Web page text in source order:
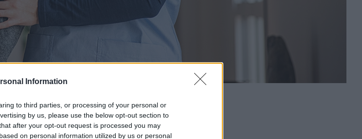
Information
to third parties, or processing of your personal or
by us, please use the below opt-out section to
after your opt-out request is processed you may
on personal information utilized by us or personal